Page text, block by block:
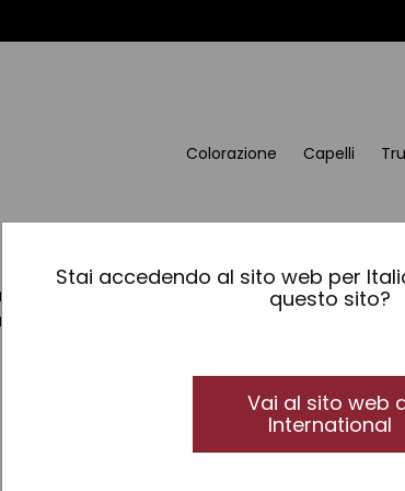
Stai accedendo al sito web per
questo sito?
Vai al sito web
International
Colorazione Capelli
prodotto